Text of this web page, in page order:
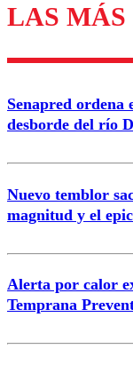
LAS
Senapred ordena
desborde del río
Nuevo temblor
magnitud y el
Alerta por calor
Temprana